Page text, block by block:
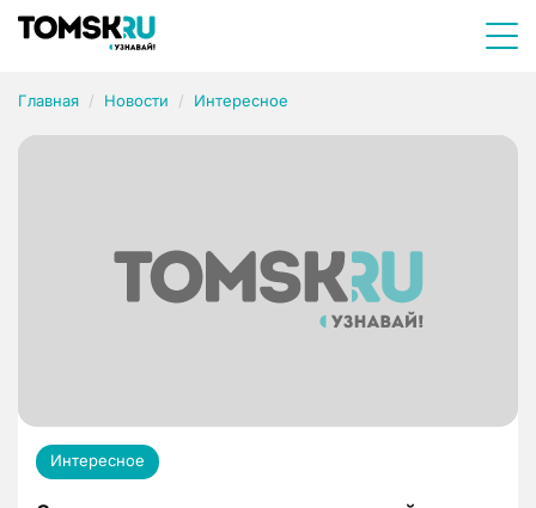
Главная Новости Интересное
Интересное